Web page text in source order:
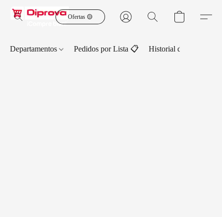
Ofertas 🟡
Departamentos Pedidos por Lista 📋 Historial de Pedidos